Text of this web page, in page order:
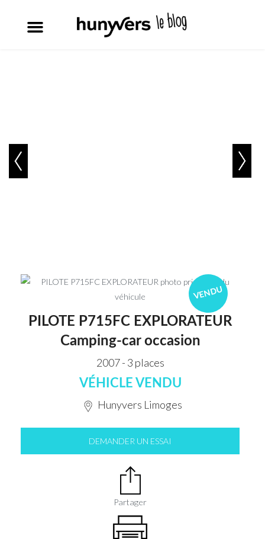
VENDU
PILOTE P715FC EXPLORATEUR
Camping-car occasion
2007 - 3 places
VÉHICLE VENDU
Hunyvers Limoges
DEMANDER UN ESSAI
Partager